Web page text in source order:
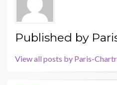
Published by
View all posts by Paris-